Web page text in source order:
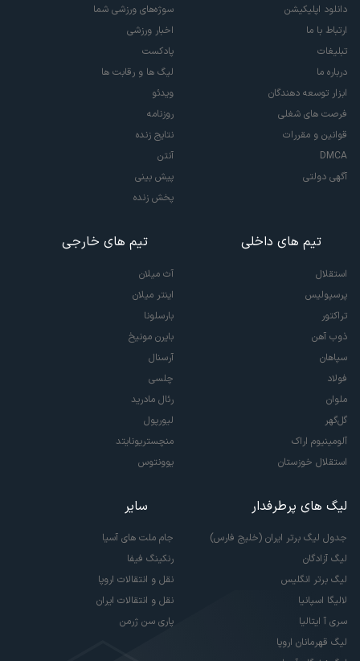
دانلود اپلیکیشن
ارتباط با ما
تبلیغات
درباره ما
ابزار توسعه دهندگان
فرصت های شغلی
قوانین و مقررات
DMCA
آگهی دولتی
سوژه‌های ورزشی شما
اخبار ورزشی
پادکست
لیگ ها و رقابت ها
ویدئو
روزنامه
نتایج زنده
آنتن
پیش بینی
پخش زنده
تیم های داخلی
استقلال
پرسپولیس
تراکتور
ذوب آهن
سپاهان
فولاد
ملوان
گل‌گهر
آلومینیوم اراک
استقلال خوزستان
تیم های خارجی
آث میلان
اینتر میلان
بارسلونا
بایرن مونیخ
آرسنال
چلسی
رئال مادرید
لیورپول
منچستریونایتد
یوونتوس
لیگ های پرطرفدار
جدول لیگ برتر ایران (خلیج فارس)
لیگ آزادگان
لیگ برتر انگلیس
لالیگا اسپانیا
سری آ ایتالیا
لیگ قهرمانان اروپا
سایر
جام ملت های آسیا
رنکینگ فیفا
نقل و انتقالات اروپا
نقل و انتقالات ایران
پاری سن ژرمن